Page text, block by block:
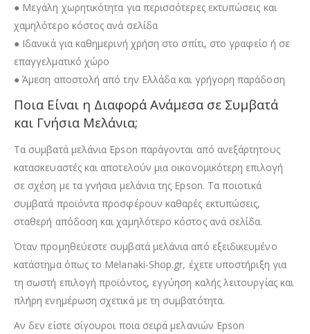
● Μεγάλη χωρητικότητα για περισσότερες εκτυπώσεις και
χαμηλότερο κόστος ανά σελίδα
● Ιδανικά για καθημερινή χρήση στο σπίτι, στο γραφείο ή σε
επαγγελματικό χώρο
● Άμεση αποστολή από την Ελλάδα και γρήγορη παράδοση
Ποια Είναι η Διαφορά Ανάμεσα σε Συμβατά
και Γνήσια Μελάνια;
Τα συμβατά μελάνια Epson παράγονται από ανεξάρτητους
κατασκευαστές και αποτελούν μια οικονομικότερη επιλογή
σε σχέση με τα γνήσια μελάνια της Epson. Τα ποιοτικά
συμβατά προϊόντα προσφέρουν καθαρές εκτυπώσεις,
σταθερή απόδοση και χαμηλότερο κόστος ανά σελίδα.
Όταν προμηθεύεστε συμβατά μελάνια από εξειδικευμένο
κατάστημα όπως το Melanaki-Shop.gr, έχετε υποστήριξη για
τη σωστή επιλογή προϊόντος, εγγύηση καλής λειτουργίας και
πλήρη ενημέρωση σχετικά με τη συμβατότητα.
Αν δεν είστε σίγουροι ποια σειρά μελανιών Epson